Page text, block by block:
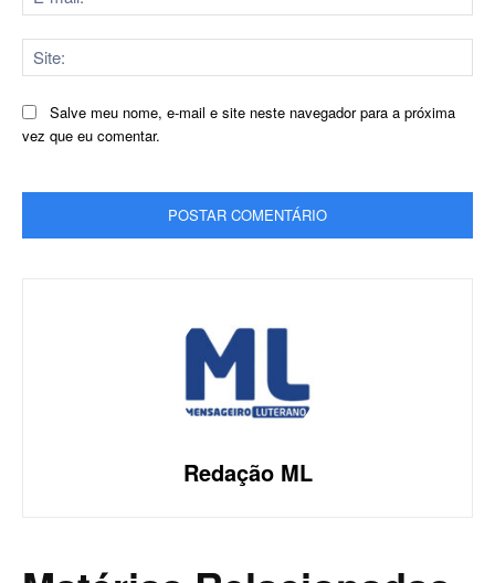
Salve meu nome, e-mail e site neste navegador para a próxima
vez que eu comentar.
Redação ML